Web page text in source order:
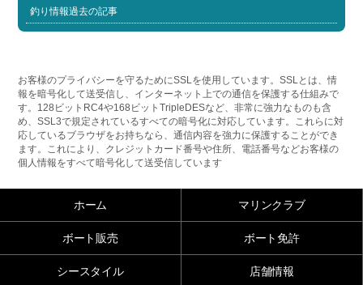
釣り情報過去の記事
お客様のプライバシーを守るためにSSLを使用しています。SSLとは、情
報を暗号化して送受信し、インターネット上での通信を保護する仕組みで
す。128ビットRC4や168ビットTripleDESなど、非常に強力なものも含
め、SSL3で規定されているすべての暗号化に対応しています。これらに対
応しているブラウザをお持ちなら、通信内容を強力に保護することができ
ます。これにより、クレジットカード番号や住所、電話番号などお客様の
個人情報をすべて暗号化して送受信しています
ホーム マリンクラブ
ボート販売 ボート免許
シースタイル 店舗情報